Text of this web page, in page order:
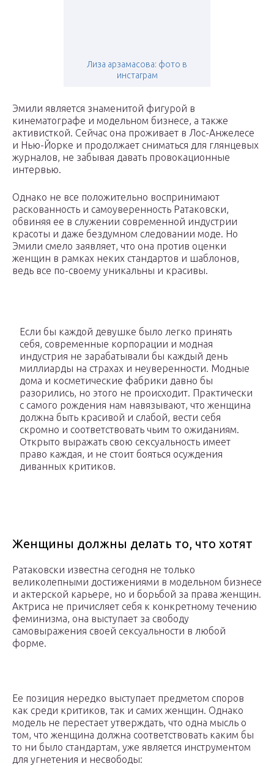
Лиза арзамасова: фото в
инстаграм
Эмили является знаменитой фигурой в
кинематографе и модельном бизнесе, а также
активисткой. Сейчас она проживает в Лос-Анжелесе
и Нью-Йорке и продолжает сниматься для глянцевых
журналов, не забывая давать провокационные
интервью.
Однако не все положительно воспринимают
раскованность и самоуверенность Ратаковски,
обвиняя ее в служении современной индустрии
красоты и даже бездумном следовании моде. Но
Эмили смело заявляет, что она против оценки
женщин в рамках неких стандартов и шаблонов,
ведь все по-своему уникальны и красивы.
Если бы каждой девушке было легко принять
себя, современные корпорации и модная
индустрия не зарабатывали бы каждый день
миллиарды на страхах и неуверенности. Модные
дома и косметические фабрики давно бы
разорились, но этого не происходит. Практически
с самого рождения нам навязывают, что женщина
должна быть красивой и слабой, вести себя
скромно и соответствовать чьим то ожиданиям.
Открыто выражать свою сексуальность имеет
право каждая, и не стоит бояться осуждения
диванных критиков.
Женщины должны делать то, что хотят
Ратаковски известна сегодня не только
великолепными достижениями в модельном бизнесе
и актерской карьере, но и борьбой за права женщин.
Актриса не причисляет себя к конкретному течению
феминизма, она выступает за свободу
самовыражения своей сексуальности в любой
форме.
Ее позиция нередко выступает предметом споров
как среди критиков, так и самих женщин. Однако
модель не перестает утверждать, что одна мысль о
том, что женщина должна соответствовать каким бы
то ни было стандартам, уже является инструментом
для угнетения и несвободы: